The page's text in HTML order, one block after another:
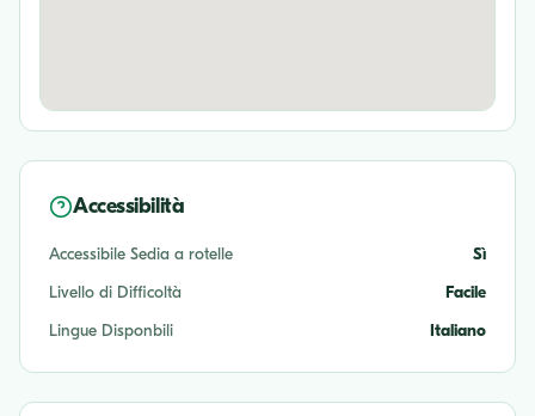
Accessibilità
Accessibile Sedia a rotelle
Sì
Livello di Difficoltà
Facile
Lingue Disponbili
Italiano